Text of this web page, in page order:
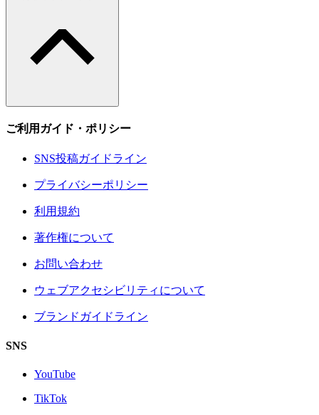
ご利用ガイド・ポリシー
SNS投稿ガイドライン
プライバシーポリシー
利用規約
著作権について
お問い合わせ
ウェブアクセシビリティについて
ブランドガイドライン
SNS
YouTube
TikTok